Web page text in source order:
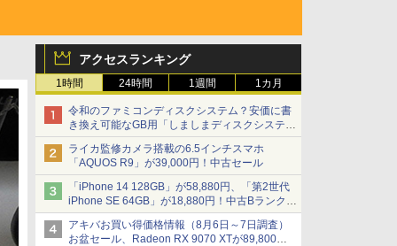
アクセスランキング
1時間 24時間 1週間 1カ月
令和のファミコンディスクシステム？安価に書
き換え可能なGB用「しましまディスクシステ
ム」
ライカ監修カメラ搭載の6.5インチスマホ
「AQUOS R9」が39,000円！中古セール
「iPhone 14 128GB」が58,880円、「第2世代
iPhone SE 64GB」が18,880円！中古Bランク品
セール
アキバお買い得価格情報（8月6日～7日調査）
お盆セール、Radeon RX 9070 XTが89,800